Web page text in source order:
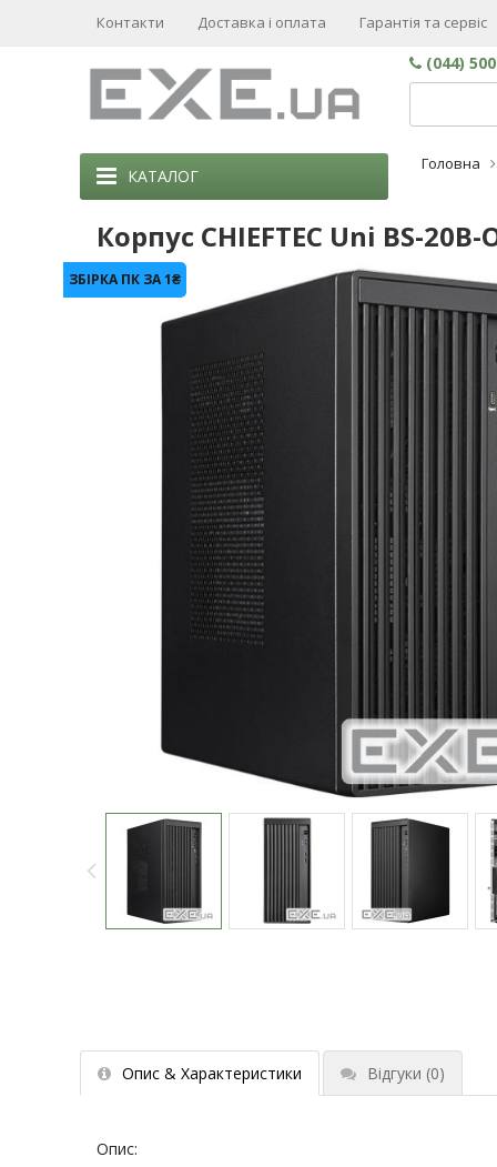
Контакти Доставка і оплата Гарантія та сервіс
(044)
Головна
Корпус CHIEFTEC Uni BS-20B-
ЗБІРКА ПК ЗА 1₴
Опис & Характеристики Відгуки (0)
Опис:
КАТАЛОГ